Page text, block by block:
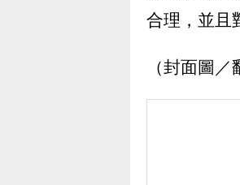
合理，並且
（封面圖／